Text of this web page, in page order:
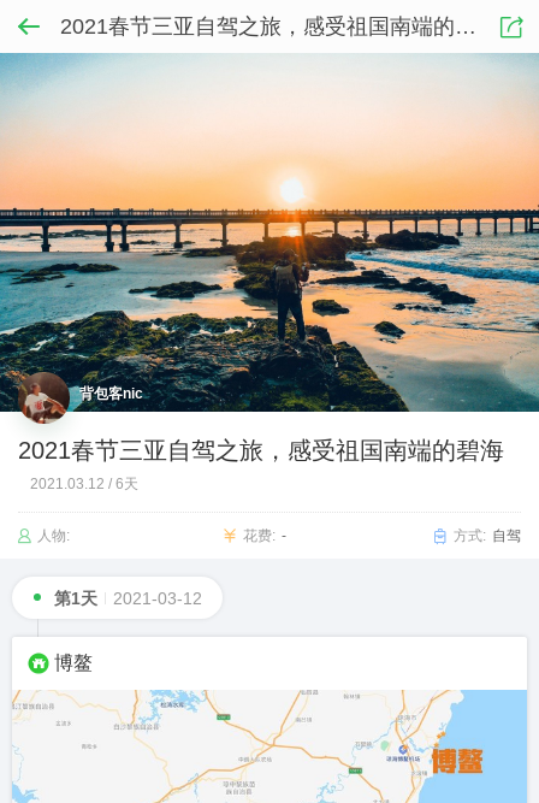
2021春节三亚自驾之旅，感受祖国南端的碧海
背包客nic
2021春节三亚自驾之旅，感受祖国南端的碧海
2021.03.12 / 6天
人物: 花费: - 方式: 自驾
第1天 2021-03-12
博鳌